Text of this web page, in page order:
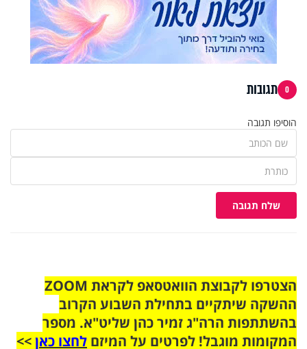
0 תגובות
הוסיפו תגובה
שלח תגובה
הצטרפו לקבוצת הוואטסאפ לקראת ZOOM
ההשקה שיתקיים בתחילת השבוע הקרוב
בהשתתפות הרה"ג זמיר כהן שליט"א. מספר
המקומות מוגבל! לפרטים על המיזם לחצו כאן>>